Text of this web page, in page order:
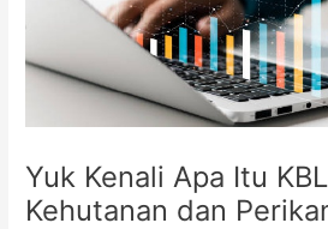
Yuk Kenali Apa Itu
Kehutanan dan